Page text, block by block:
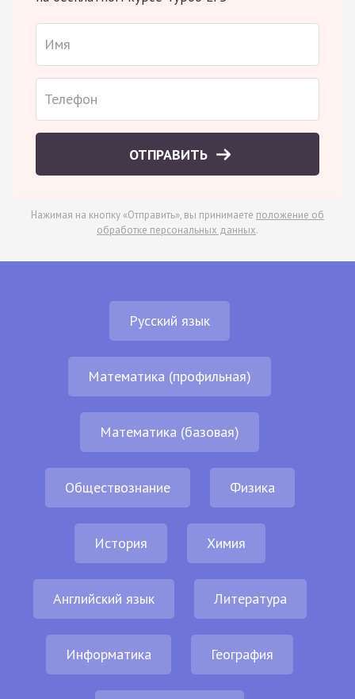
ОТПРАВИТЬ
Нажимая на кнопку «Отправить», вы принимаете положение об
обработке персональных данных.
Русский язык
Математика (профильная)
Математика (базовая)
Обществознание Физика
История Химия
Английский язык Литература
Информатика География